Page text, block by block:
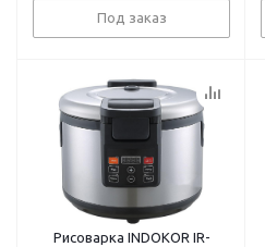
Под заказ
Рисоварка INDOKOR IR-